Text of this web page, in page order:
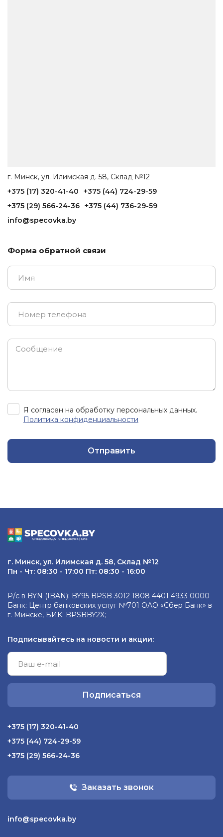
Форма обратной связи
Я согласен на обработку персональных данных.
Политика конфиденциальности
Отправить
г. Минск, ул. Илимская д. 58, Склад №12
+375 (17) 320-41-40
+375 (44) 724-29-59
+375 (29) 566-24-36 +375 (44) 736-29-59
info@specovka.by
г. Минск, ул. Илимская д. 58, Склад №12
Пн - Чт: 08:30 - 17:00 Пт: 08:30 - 16:00
Р/с в BYN (IBAN): BY95 BPSB 3012 1808 4401 4933 0000
Банк: Центр банковских услуг №701 ОАО «Сбер Банк» в
г. Минске, БИК: BPSBBY2X;
Подписывайтесь на новости и акции:
Подписаться
+375 (17) 320-41-40
+375 (44) 724-29-59
+375 (29) 566-24-36
Заказать звонок
info@specovka.by